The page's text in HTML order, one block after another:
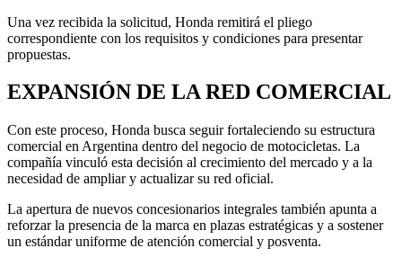
Una vez recibida la solicitud, Honda remitirá el pliego
correspondiente con los requisitos y condiciones para presentar
propuestas.
EXPANSIÓN DE LA RED COMERCIAL
Con este proceso, Honda busca seguir fortaleciendo su estructura
comercial en Argentina dentro del negocio de motocicletas. La
compañía vinculó esta decisión al crecimiento del mercado y a la
necesidad de ampliar y actualizar su red oficial.
La apertura de nuevos concesionarios integrales también apunta a
reforzar la presencia de la marca en plazas estratégicas y a sostener
un estándar uniforme de atención comercial y posventa.